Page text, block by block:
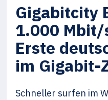
Gigabitcity
1.000
Erste
im Gigabit-
Schneller surfen im